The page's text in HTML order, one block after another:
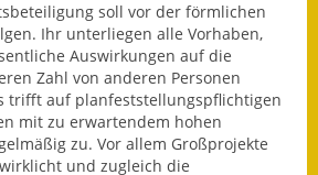
Notfallplanung
Ortsplan
Schadensmeldung
soll vor der förmlichen
Ihr unterliegen alle Vorhaben,
Auswirkungen auf die
Zahl von anderen Personen
trifft auf planfeststellungspflichtigen
mit zu erwartendem hohen
zu. Vor allem Großprojekte
und zugleich die